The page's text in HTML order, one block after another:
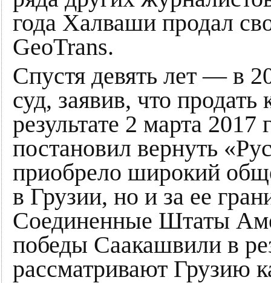
года Халваши продал
GeoTrans.
Спустя девять лет — в
суд, заявив, что
результате 2 марта
постановил вернуть
приобрело широкий
в Грузии, но и за ее
Соединенные Штаты
победы Саакашвили в
рассматривают Грузию